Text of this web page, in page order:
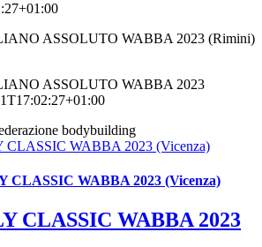
ASSOLUTO WABBA 2023 (Rimini)
ASSOLUTO WABBA 2023
WABBA 2023 (Vicenza)
CLASSIC WABBA 2023 (Vicenza)
CLASSIC WABBA 2023